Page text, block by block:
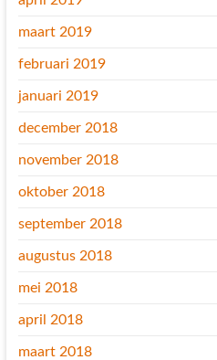
maart 2019
februari 2019
januari 2019
december 2018
november 2018
oktober 2018
september 2018
augustus 2018
mei 2018
april 2018
maart 2018